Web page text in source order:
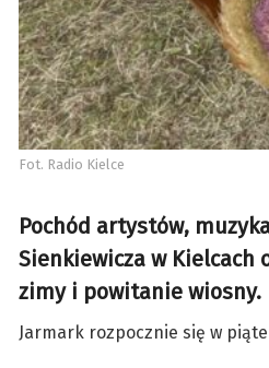
Fot. Radio Kielce
Pochód artystów,
Sienkiewicza w Kielcach
zimy i powitanie wiosny.
Jarmark rozpocznie się w